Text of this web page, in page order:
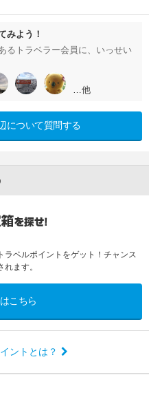
みよう！
るトラベラー会員に、いっせい
…他
について質問する
ラベルポイントをゲット！チャンス
ます。
こちら
ントとは？